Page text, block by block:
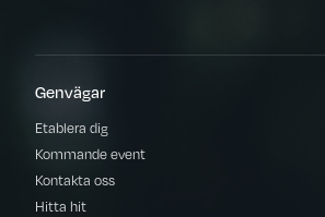
Genvägar
Etablera dig
Kommande event
Kontakta oss
Hitta hit